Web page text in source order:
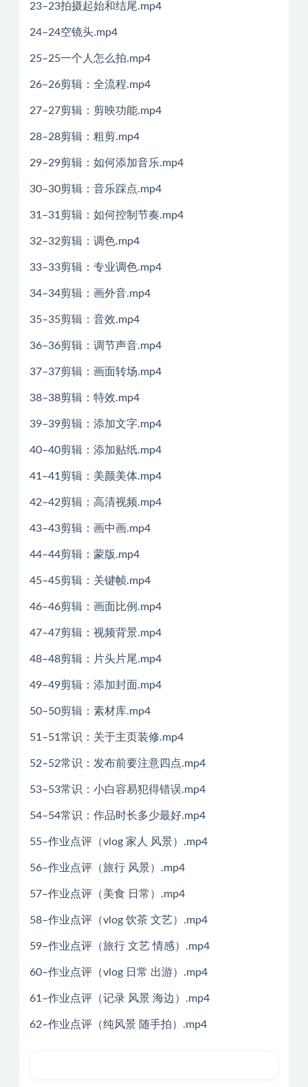
23–23拍摄起始和结尾.mp4
24–24空镜头.mp4
25–25一个人怎么拍.mp4
26–26剪辑：全流程.mp4
27–27剪辑：剪映功能.mp4
28–28剪辑：粗剪.mp4
29–29剪辑：如何添加音乐.mp4
30–30剪辑：音乐踩点.mp4
31–31剪辑：如何控制节奏.mp4
32–32剪辑：调色.mp4
33–33剪辑：专业调色.mp4
34–34剪辑：画外音.mp4
35–35剪辑：音效.mp4
36–36剪辑：调节声音.mp4
37–37剪辑：画面转场.mp4
38–38剪辑：特效.mp4
39–39剪辑：添加文字.mp4
40–40剪辑：添加贴纸.mp4
41–41剪辑：美颜美体.mp4
42–42剪辑：高清视频.mp4
43–43剪辑：画中画.mp4
44–44剪辑：蒙版.mp4
45–45剪辑：关键帧.mp4
46–46剪辑：画面比例.mp4
47–47剪辑：视频背景.mp4
48–48剪辑：片头片尾.mp4
49–49剪辑：添加封面.mp4
50–50剪辑：素材库.mp4
51–51常识：关于主页装修.mp4
52–52常识：发布前要注意四点.mp4
53–53常识：小白容易犯得错误.mp4
54–54常识：作品时长多少最好.mp4
55–作业点评（vlog 家人 风景）.mp4
56–作业点评（旅行 风景）.mp4
57–作业点评（美食 日常）.mp4
58–作业点评（vlog 饮茶 文艺）.mp4
59–作业点评（旅行 文艺 情感）.mp4
60–作业点评（vlog 日常 出游）.mp4
61–作业点评（记录 风景 海边）.mp4
62–作业点评（纯风景 随手拍）.mp4